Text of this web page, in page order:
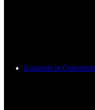
Konzerte in Österreich